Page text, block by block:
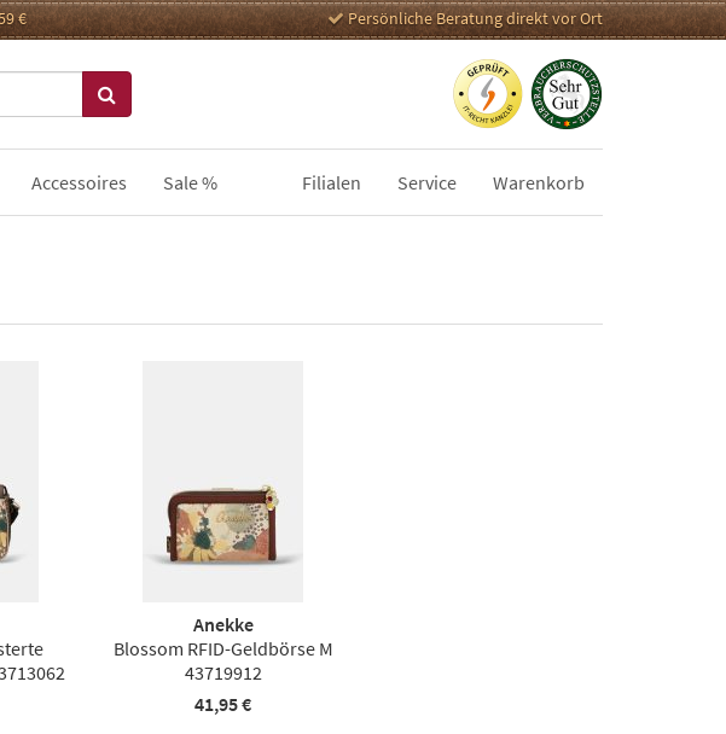
€ Persönliche Beratung direkt vor Ort
Accessoires Sale % Filialen Service Warenkorb
Anekke
Blossom RFID-Geldbörse M
43719912
41,95 €